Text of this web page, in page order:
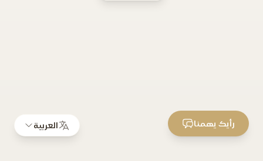
العربية رأيك يهمنا